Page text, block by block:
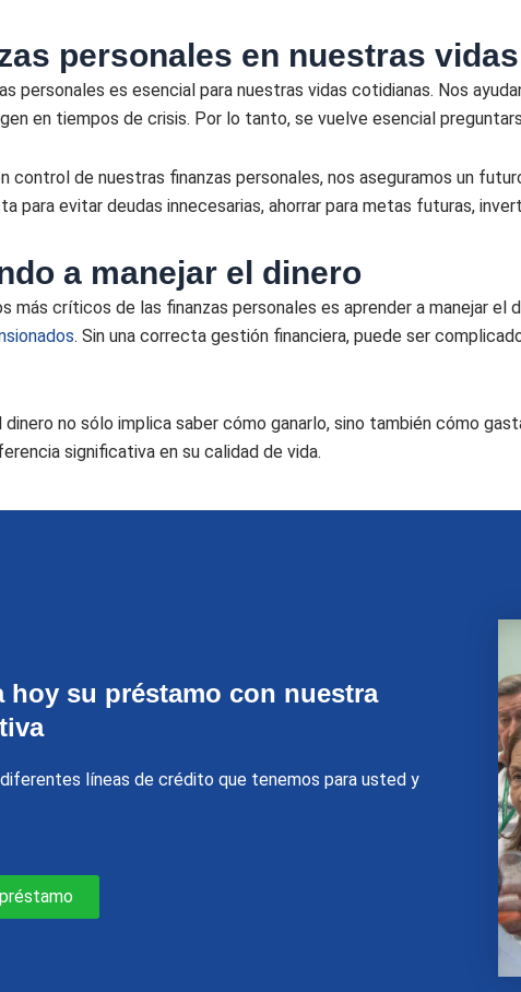
personales en nuestras vidas
personales es esencial para nuestras vidas cotidianas. Nos
en tiempos de crisis. Por lo tanto, se vuelve esencial
control de nuestras finanzas personales, nos aseguramos un
para evitar deudas innecesarias, ahorrar para metas futuras,
a manejar el dinero
más críticos de las finanzas personales es aprender a manejar
. Sin una correcta gestión financiera, puede ser
dinero no sólo implica saber cómo ganarlo, sino también cómo
significativa en su calidad de vida.
hoy su préstamo con nuestra
líneas de crédito que tenemos para usted y